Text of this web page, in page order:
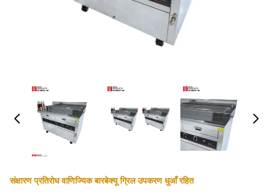
संक्षारण प्रतिरोध वाणिज्यिक बारबेक्यू ग्रिल उपकरण धुआँ रहित